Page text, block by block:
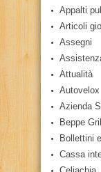
Appalti
Articoli
Assegni
Attualità
Autovelox
Azienda
Beppe
Bollettini
Cassa